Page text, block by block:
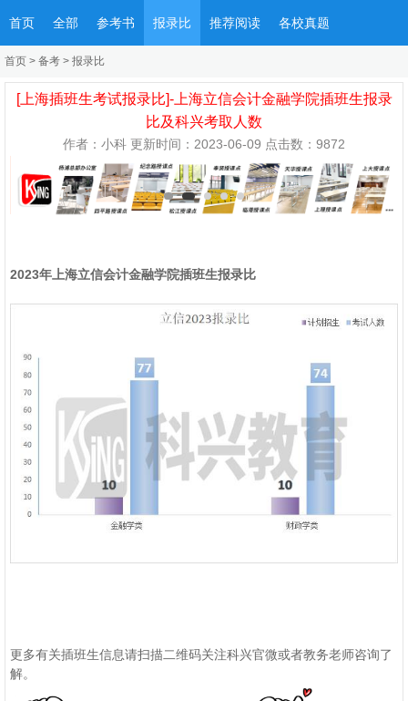
首页 全部 参考书 报录比 推荐阅读 各校真题
首页 > 备考 > 报录比
[上海插班生考试报录比]-上海立信会计金融学院插班生报录
比及科兴考取人数
作者：小科 更新时间：2023-06-09 点击数： 9872
2023年上海立信会计金融学院插班生报录比
更多有关插班生信息请扫描二维码关注科兴官微或者教务老师咨询了
解。